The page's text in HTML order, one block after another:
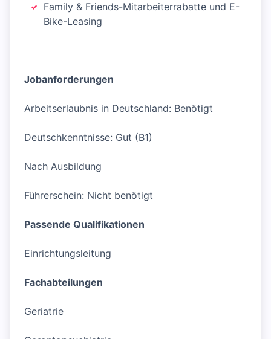
Family & Friends-Mitarbeiterrabatte und E-
Bike-Leasing
Jobanforderungen
Arbeitserlaubnis in Deutschland: Benötigt
Deutschkenntnisse: Gut (B1)
Nach Ausbildung
Führerschein: Nicht benötigt
Passende Qualifikationen
Einrichtungsleitung
Fachabteilungen
Geriatrie